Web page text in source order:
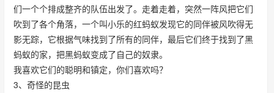
们一个个排成整齐的队伍出发了。走着走着，突然一阵风把它们
吹到了各个角落，一个叫小乐的红蚂蚁发现它的同伴被风吹得无
影无踪，它根据气味找到了所有的同伴，最后它们终于找到了黑
蚂蚁的家，把黑蚂蚁变成了自己的奴隶。
我喜欢它们的聪明和镇定，你们喜欢吗？
3、奇怪的昆虫